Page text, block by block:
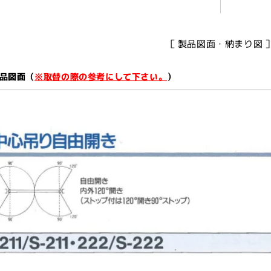
［ 製品図面・納まり図
図面（※取替の際の参考にして下さい。 ）